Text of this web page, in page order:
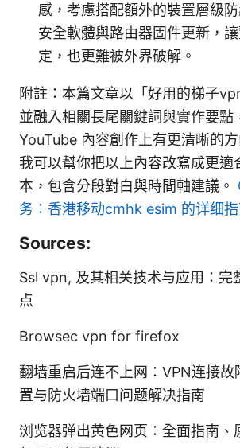
感，考慮搭配額外的裝置層級
安全軟體與路由器固件更新，
定，也更難被外界破解。
附註：本篇文章以「好用的梯子
並融入相關長尾關鍵詞與實作要點
YouTube 內容創作上有更清晰的方
我可以幫你把以上內容改寫成更適
本，包含分段對白與時間軸建議。
务：香港移动cmhk esim 的详细
Sources:
Ssl vpn, 及其相关技术与应用：完
点
Browsec vpn for firefox
翻墙重启后连不上网：VPN连接故
置与防火墙端口问题解决指南
浏览器弹出黄色网页：全面指南、